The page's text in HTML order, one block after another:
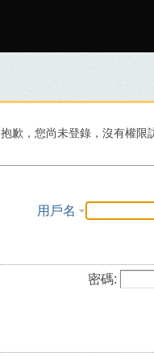
抱歉，您尚未登錄，沒有權限
用戶名
密碼: